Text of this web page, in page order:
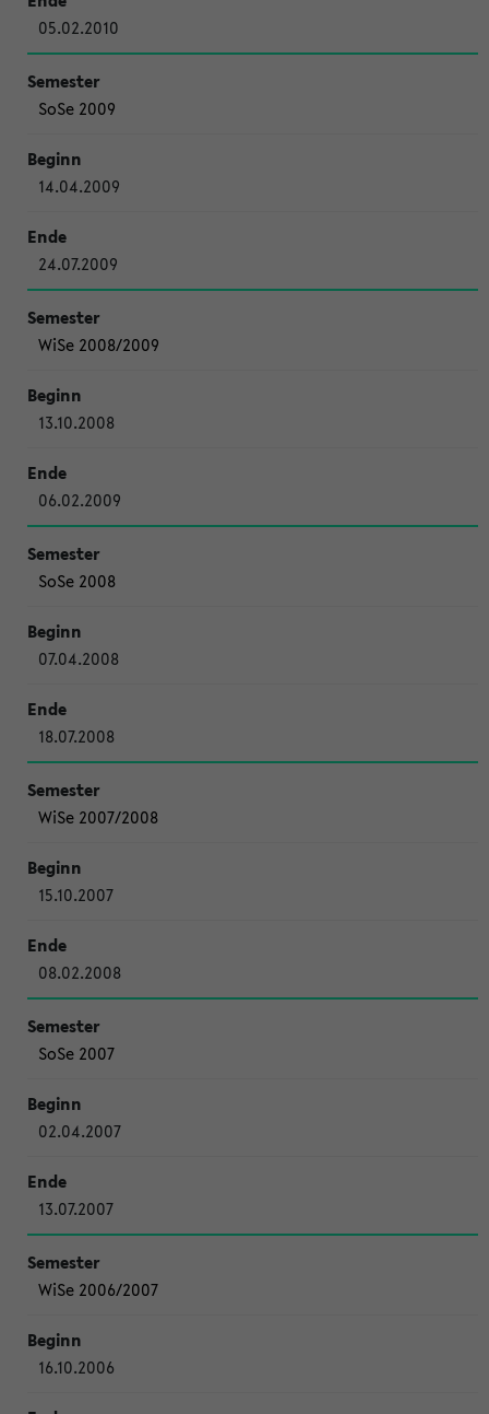
05.02.2010
SoSe 2009
14.04.2009
24.07.2009
WiSe 2008/2009
13.10.2008
06.02.2009
SoSe 2008
07.04.2008
18.07.2008
WiSe 2007/2008
15.10.2007
08.02.2008
SoSe 2007
02.04.2007
13.07.2007
WiSe 2006/2007
16.10.2006